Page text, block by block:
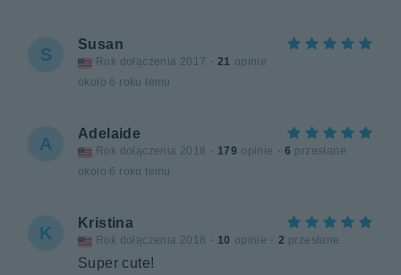
S
Susan
Rok dołączenia 2017 · 21 opinie
około 6 roku temu
A
Adelaide
Rok dołączenia 2018 · 179 opinie · 6 przesłane
około 6 roku temu
K
Kristina
Rok dołączenia 2018 · 10 opinie · 2 przesłane
Super cute!